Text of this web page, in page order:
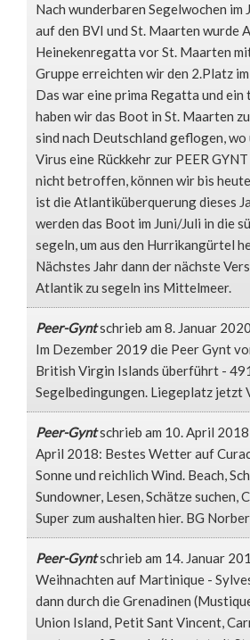
Nach wunderbaren Segelwochen im
auf den BVI und St. Maarten wurde
Heinekenregatta vor St. Maarten
Gruppe erreichten wir den 2.Platz
Das war eine prima Regatta und ein
haben wir das Boot in St. Maarten
sind nach Deutschland geflogen,
Virus eine Rückkehr zur PEER
nicht betroffen, können wir bis
ist die Atlantiküberquerung dieses
werden das Boot im Juni/Juli in die
segeln, um aus den Hurrikangürtel
Nächstes Jahr dann der nächste
Atlantik zu segeln ins Mittelmeer.
Peer-Gyntschrieb am 8. Januar 2020
Im Dezember 2019 die Peer Gynt
British Virgin Islands überführt -
Segelbedingungen. Liegeplatz jetzt
Peer-Gyntschrieb am 10. April 2018
April 2018: Bestes Wetter auf
Sonne und reichlich Wind. Beach,
Sundowner, Lesen, Schätze suchen,
Super zum aushalten hier. BG
Peer-Gyntschrieb am 14. Januar
Weihnachten auf Martinique -
dann durch die Grenadinen
Union Island, Petit Sant Vincent,